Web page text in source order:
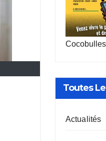
Toutes
Actualités